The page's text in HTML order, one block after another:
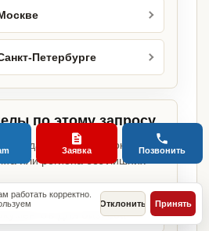
Петербурге
по этому запросу
дают более широкий
или региона без лишних
для бизнеса
работать корректно.
Отклонить Принять
Заявка Позвонить